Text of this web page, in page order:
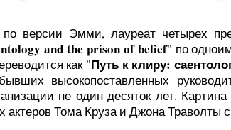
версии Эмми, лауреат четырех
and the prison of belief" по
как "Путь к клиру:
высокопоставленных
не один десяток лет.
актеров Тома Круза и Джона Траволты